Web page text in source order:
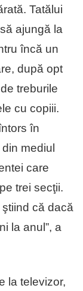
Tatălui
ajungă la
încă un
după opt
treburile
cu copiii.
în
mediul
care
trei secţii.
că dacă
la anul”, a
la televizor,